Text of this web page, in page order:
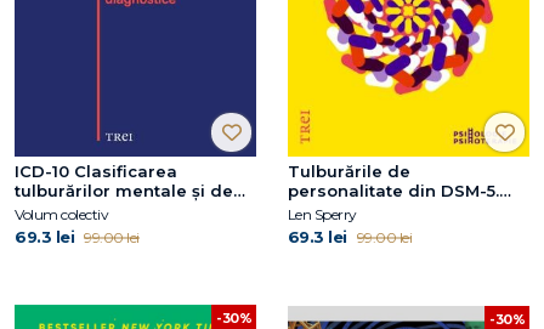
ICD-10 Clasificarea
tulburărilor mentale şi de
comportament. Descrieri
clinice şi îndreptare
diagnostice
Volum colectiv
69.3 lei 99.00 lei
Tulburările de
personalitate din DSM-5.
Evaluare, conceptualizare
de caz și tratament
Len Sperry
69.3 lei 99.00 lei
-30% -30%